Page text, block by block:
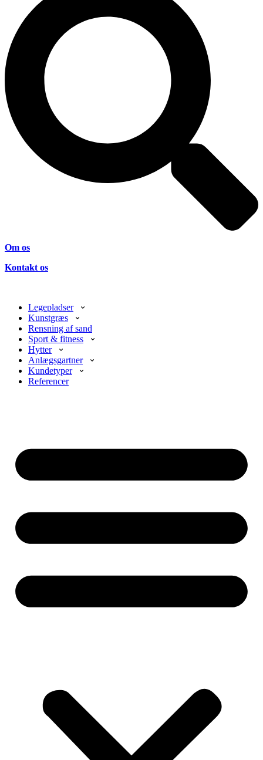
Om os
Kontakt os
Legepladser
Kunstgræs
Rensning af sand
Sport & fitness
Hytter
Anlægsgartner
Kundetyper
Referencer